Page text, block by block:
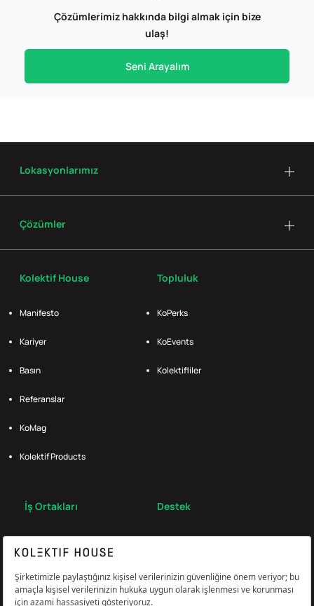
Çözümlerimiz hakkında bilgi almak için bize
ulaş!
Seni Arayalım
Kolektif House
Manifesto
Kariyer
Basın
Referanslar
KoMag
Kolektif Products
Topluluk
KoPerks
KoEvents
Kolektifliler
İş Ortakları Destek
Lokasyonlarımız
Çözümler